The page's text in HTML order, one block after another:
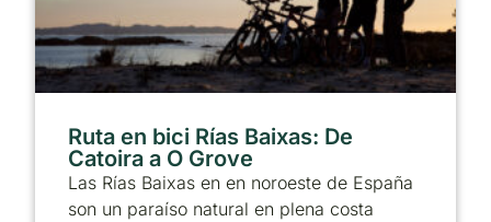
Ruta en bici Rías Baixas: De
Catoira a O Grove
Las Rías Baixas en en noroeste de España
son un paraíso natural en plena costa